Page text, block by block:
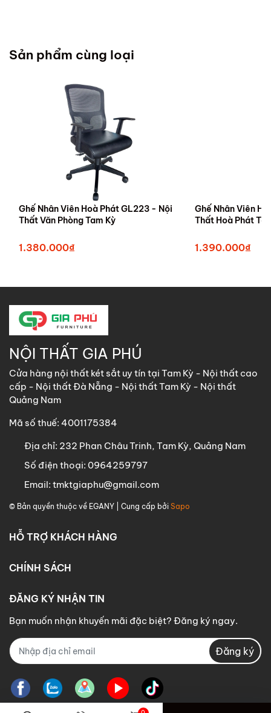
Sản phẩm cùng loại
Ghế Nhân Viên Hoà Phát GL223 - Nội
Thất Văn Phòng Tam Kỳ
1.380.000₫
Ghế Nhân Viên
Thất Hoà Phát
1.390.000₫
NỘI THẤT GIA PHÚ
Cửa hàng nội thất két sắt uy tín tại Tam Kỳ - Nội thất cao
cấp - Nội thất Đà Nẵng - Nội thất Tam Kỳ - Nội thất
Quảng Nam
Mã số thuế: 4001175384
Địa chỉ: 232 Phan Châu Trinh, Tam Kỳ, Quảng Nam
Số điện thoại: 0964259797
Email: tmktgiaphu@gmail.com
© Bản quyền thuộc về EGANY | Cung cấp bởi Sapo
HỖ TRỢ KHÁCH HÀNG
CHÍNH SÁCH
ĐĂNG KÝ NHẬN TIN
Bạn muốn nhận khuyến mãi đặc biệt? Đăng ký ngay.
Đăng ký